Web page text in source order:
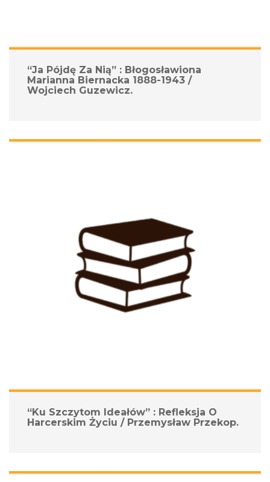
“Ja Pójdę Za Nią” : Błogosławiona
Marianna Biernacka 1888-1943 /
Wojciech Guzewicz.
“Ku Szczytom Ideałów” : Refleksja O
Harcerskim Życiu / Przemysław Przekop.